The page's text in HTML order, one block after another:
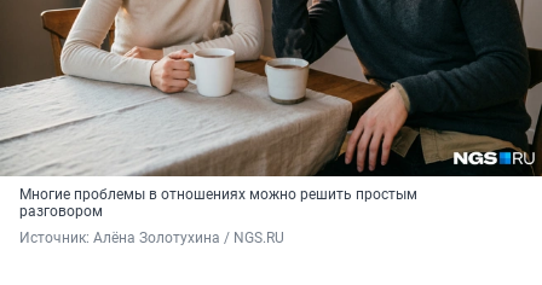
Многие проблемы в отношениях можно решить простым
разговором
Источник: Алёна Золотухина / NGS.RU